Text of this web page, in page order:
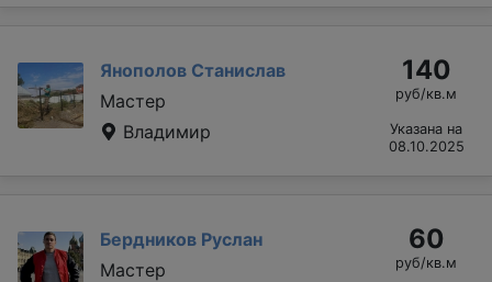
Янополов Станислав
Мастер
Владимир
140
руб/кв.м
Указана на
08.10.2025
Бердников Руслан
Мастер
60
руб/кв.м